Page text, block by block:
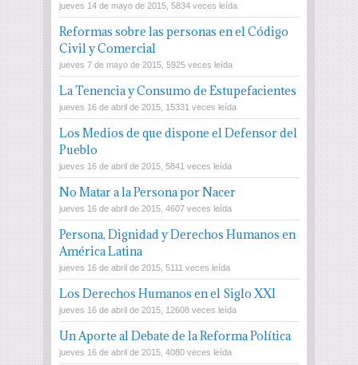
jueves 14 de mayo de 2015, 5834 veces leída
Reformas sobre las personas en el Código
Civil y Comercial
jueves 7 de mayo de 2015, 5925 veces leída
La Tenencia y Consumo de Estupefacientes
jueves 16 de abril de 2015, 15331 veces leída
Los Medios de que dispone el Defensor del
Pueblo
jueves 16 de abril de 2015, 5841 veces leída
No Matar a la Persona por Nacer
jueves 16 de abril de 2015, 4607 veces leída
Persona, Dignidad y Derechos Humanos en
América Latina
jueves 16 de abril de 2015, 5111 veces leída
Los Derechos Humanos en el Siglo XXI
jueves 16 de abril de 2015, 12608 veces leída
Un Aporte al Debate de la Reforma Política
jueves 16 de abril de 2015, 4080 veces leída